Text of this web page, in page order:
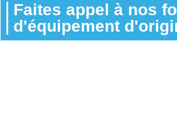
Faites appel à nos
d'équipement